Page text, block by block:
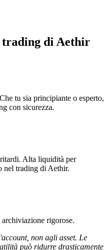
di Aethir
tu sia principiante o esperto,
con sicurezza.
Alta liquidità per
nel trading di Aethir.
rigorose.
non agli asset. Le
può ridurre drasticamente